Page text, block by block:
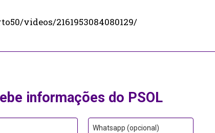
videos/2161953084080129/
informações do PSOL
Whatsapp (opcional)